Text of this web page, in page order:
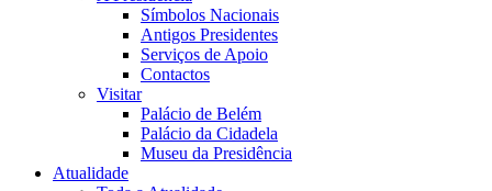
Símbolos Nacionais
Antigos Presidentes
Serviços de Apoio
Contactos
Visitar
Palácio de Belém
Palácio da Cidadela
Museu da Presidência
Atualidade